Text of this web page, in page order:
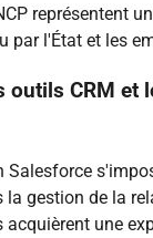
représentent
par l'État et les
outils CRM et
Salesforce
la gestion de la
acquièrent une